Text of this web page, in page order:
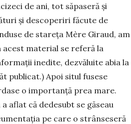
de ani, tot săpaseră și
și descoperiri făcute de
de stareța Mère Giraud, am
material se referă la
inedite, dezvăluite abia la
publicat.) Apoi situl fusese
o importanță prea mare.
aflat că dedesubt se găseau
pe care o strânseseră